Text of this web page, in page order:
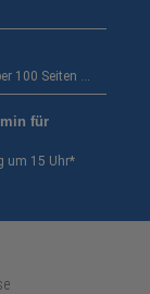
100 Seiten …
für
um 15 Uhr*